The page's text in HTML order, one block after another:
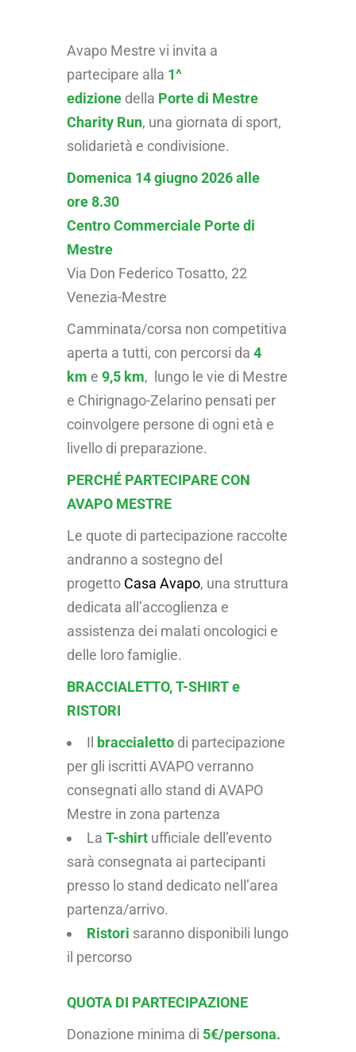
Avapo Mestre vi invita a
partecipare alla 1^
edizione della Porte di Mestre
Charity Run, una giornata di sport,
solidarietà e condivisione.
Domenica 14 giugno 2026 alle
ore8.30
Centro Commerciale Porte di
Mestre
Via Don Federico Tosatto, 22
Venezia-Mestre
Camminata/corsa non competitiva
aperta a tutti, con percorsi da 4
km e 9,5 km, lungo le vie di Mestre
e Chirignago-Zelarino pensati per
coinvolgere persone di ogni età e
livello di preparazione.
PERCHÉ PARTECIPARE CON
AVAPO MESTRE
Le quote di partecipazione raccolte
andranno a sostegno del
progetto Casa Avapo, una struttura
dedicata all’accoglienza e
assistenza dei malati oncologici e
delle loro famiglie.
BRACCIALETTO, T-SHIRT e
RISTORI
Il braccialetto di partecipazione
per gli iscritti AVAPO verranno
consegnati allo stand di AVAPO
Mestre in zona partenza
La T-shirt ufficiale dell’evento
sarà consegnata ai partecipanti
presso lo stand dedicato nell’area
partenza/arrivo.
Ristori saranno disponibili lungo
il percorso
QUOTA DI PARTECIPAZIONE
Donazione minima di 5€/persona.